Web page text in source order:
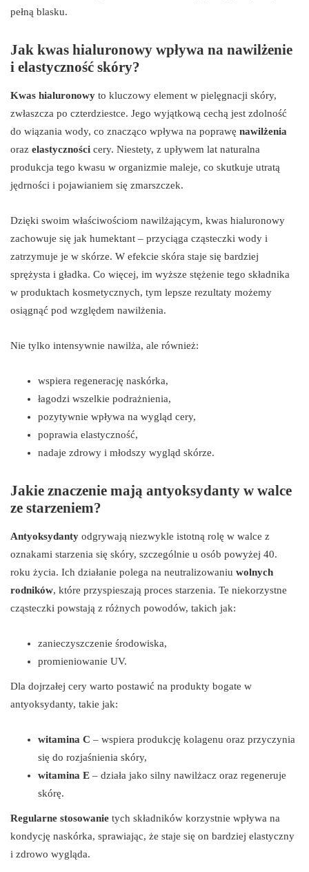
pełną blasku.
Jak kwas hialuronowy wpływa na nawilżenie
i elastyczność skóry?
Kwas hialuronowy to kluczowy element w pielęgnacji skóry,
zwłaszcza po czterdziestce. Jego wyjątkową cechą jest zdolność
do wiązania wody, co znacząco wpływa na poprawę nawilżenia
oraz elastyczności cery. Niestety, z upływem lat naturalna
produkcja tego kwasu w organizmie maleje, co skutkuje utratą
jędrności i pojawianiem się zmarszczek.
Dzięki swoim właściwościom nawilżającym, kwas hialuronowy
zachowuje się jak humektant – przyciąga cząsteczki wody i
zatrzymuje je w skórze. W efekcie skóra staje się bardziej
sprężysta i gładka. Co więcej, im wyższe stężenie tego składnika
w produktach kosmetycznych, tym lepsze rezultaty możemy
osiągnąć pod względem nawilżenia.
Nie tylko intensywnie nawilża, ale również:
wspiera regenerację naskórka,
łagodzi wszelkie podrażnienia,
pozytywnie wpływa na wygląd cery,
poprawia elastyczność,
nadaje zdrowy i młodszy wygląd skórze.
Jakie znaczenie mają antyoksydanty w walce
ze starzeniem?
Antyoksydanty odgrywają niezwykle istotną rolę w walce z
oznakami starzenia się skóry, szczególnie u osób powyżej 40.
roku życia. Ich działanie polega na neutralizowaniu wolnych
rodników, które przyspieszają proces starzenia. Te niekorzystne
cząsteczki powstają z różnych powodów, takich jak:
zanieczyszczenie środowiska,
promieniowanie UV.
Dla dojrzałej cery warto postawić na produkty bogate w
antyoksydanty, takie jak:
witamina C – wspiera produkcję kolagenu oraz przyczynia
się do rozjaśnienia skóry,
witamina E – działa jako silny nawilżacz oraz regeneruje
skórę.
Regularne stosowanie tych składników korzystnie wpływa na
kondycję naskórka, sprawiając, że staje się on bardziej elastyczny
i zdrowo wygląda.